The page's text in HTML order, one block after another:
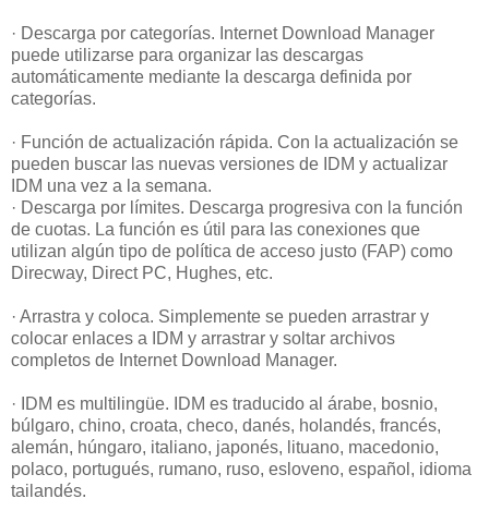
· Descarga por categorías. Internet Download Manager
puede utilizarse para organizar las descargas
automáticamente mediante la descarga definida por
categorías.
· Función de actualización rápida. Con la actualización se
pueden buscar las nuevas versiones de IDM y actualizar
IDM una vez a la semana.
· Descarga por límites. Descarga progresiva con la función
de cuotas. La función es útil para las conexiones que
utilizan algún tipo de política de acceso justo (FAP) como
Direcway, Direct PC, Hughes, etc.
· Arrastra y coloca. Simplemente se pueden arrastrar y
colocar enlaces a IDM y arrastrar y soltar archivos
completos de Internet Download Manager.
· IDM es multilingüe. IDM es traducido al árabe, bosnio,
búlgaro, chino, croata, checo, danés, holandés, francés,
alemán, húngaro, italiano, japonés, lituano, macedonio,
polaco, portugués, rumano, ruso, esloveno, español, idioma
tailandés.